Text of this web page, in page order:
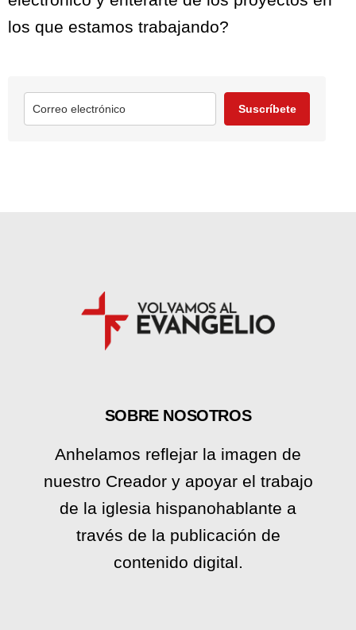
los que estamos trabajando?
Suscríbete
SOBRE NOSOTROS
Anhelamos reflejar la imagen de
nuestro Creador y apoyar el trabajo
de la iglesia hispanohablante a
través de la publicación de
contenido digital.